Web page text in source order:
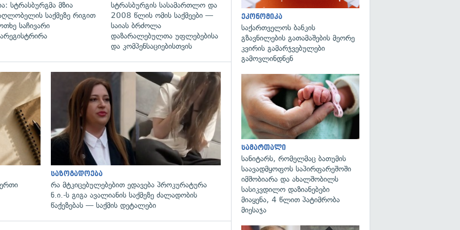
სტრასბურგმა მზია
საქმეზე რიგით
საჩივარი
სტრასბურგის სასამართლო და
2008 წლის ომის საქმეები —
საიას ბრძოლა
დაზარალებულთა უფლებებისა
და კომპენსაციებისთვის
გადახედვა
საზოგადოება
რა მტკიცებულებებით ედავება პროკურატურა
ნ.ი.-ს გიგა ავალიანის საქმეზე ძალადობის
წაქეზებას — საქმის დეტალები
ეკონომიკა
საქართველოს ბანკის
გზავნილების გათამაშების მეორე
კვირის გამარჯვებულები
გამოვლინდნენ
სამართალი
სანიტარს, რომელმაც ბათუმის
საავადმყოფოს საპირფარეშოში
იმშობიარა და ახალშობილს
სასიკვდილო დაზიანებები
მიაყენა, 4 წლით პატიმრობა
მიესაჯა